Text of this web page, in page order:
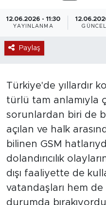
12.06.2026 - 11:30
YAYINLANMA
Paylaş
Türkiye'de yıllardır
türlü tam anlamıyla
sorunlardan biri de
açılan ve halk
bilinen GSM
dolandırıcılık
dışı faaliyette de
vatandaşları hem de
durumda
Magazin
Özel Haber
Resmi İlanlar
Sağlık
Spor